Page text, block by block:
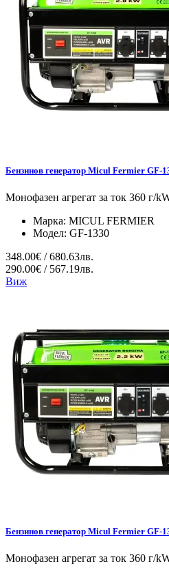
Бензинов генератор Micul Fermier GF-
Монофазен агрегат за ток 360 г/
Марка: MICUL FERMIER
Модел: GF-1330
348.00€ / 680.63лв.
290.00€ / 567.19лв.
Виж
Бензинов генератор Micul Fermier GF-
Монофазен агрегат за ток 360 г/